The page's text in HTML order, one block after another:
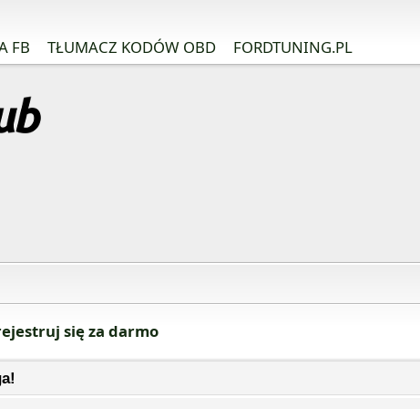
FB TŁUMACZ KODÓW OBD FORDTUNING.PL
się za darmo